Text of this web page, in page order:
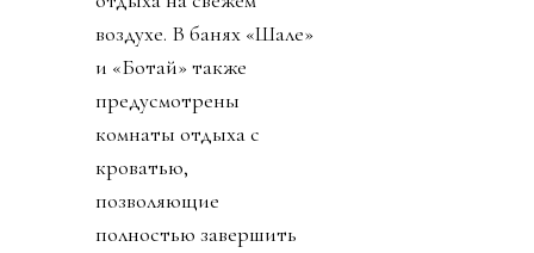
воздухе. В банях «Шале»
и «Ботай» также
предусмотрены
комнаты отдыха с
кроватью,
позволяющие
полностью завершить